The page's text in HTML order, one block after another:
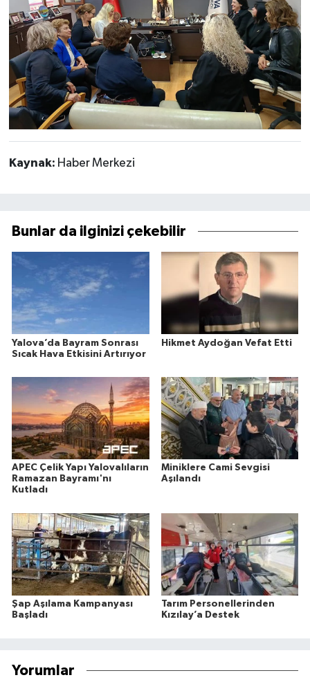
Kaynak: Haber Merkezi
Bunlar da ilginizi çekebilir
Yalova’da Bayram Sonrası
Sıcak Hava Etkisini Artırıyor
Hikmet Aydoğan Vefat Etti
APEC Çelik Yapı Yalovalıların
Ramazan Bayramı'nı
Kutladı
Miniklere Cami Sevgisi
Aşılandı
Şap Aşılama Kampanyası
Başladı
Tarım Personellerinden
Kızılay’a Destek
Yorumlar